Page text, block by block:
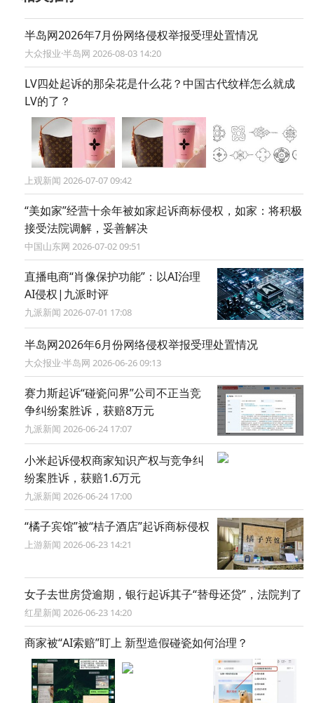
使用并具有一定影响，则可作为“在先权利”对抗在后
商标，依法主张对方抢注无效或在原范围内继续使
用。
阅读 (94267)
获取更多有用信息
相关推荐
半岛网2026年7月份网络侵权举报受理处置情况
LV四处起诉的那朵花是什么花？中国古代纹样怎么就成
LV的了？
“美如家”经营十余年被如家起诉商标侵权，如家：将积极
接受法院调解，妥善解决
中国山东网 2026-07-02 09:51
直播电商“肖像保护功能”：以AI治理
AI侵权|九派时评
九派新闻 2026-07-01 17:08